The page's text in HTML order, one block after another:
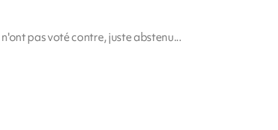
pas voté contre, juste abstenu...